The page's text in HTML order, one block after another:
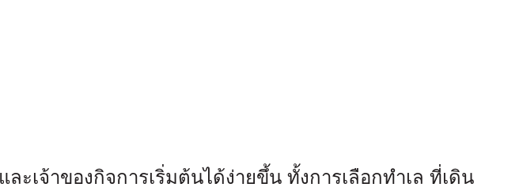
เจ้าของกิจการเริ่มต้นได้ง่ายขึ้น ทั้งการเลือกทำเล ที่เดิน